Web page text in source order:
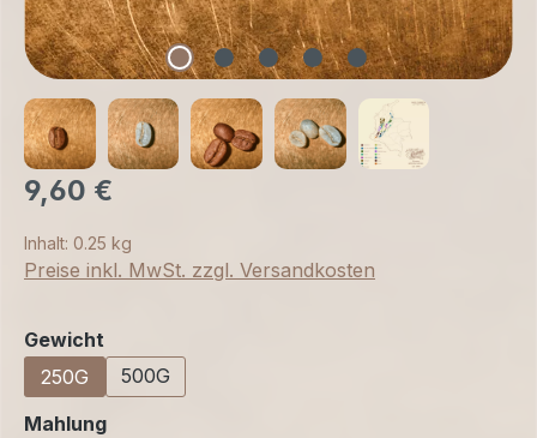
9,60 €
Inhalt: 0.25 kg
Preise inkl. MwSt. zzgl. Versandkosten
Gewicht
250G
500G
Mahlungauswählen